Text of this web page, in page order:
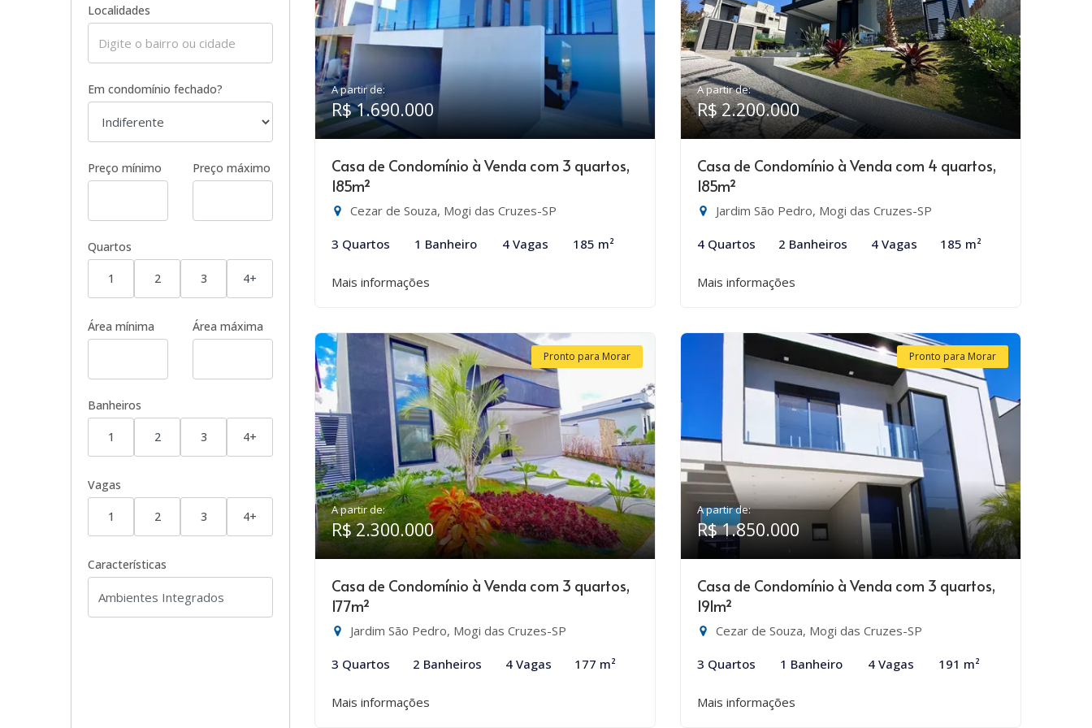
Localidades
Em condomínio fechado?
Preço mínimo Preço máximo
Quartos
1 2 3 4+
Área mínima Área máxima
Banheiros
1 2 3 4+
Vagas
1 2 3 4+
Características
A partir de:
R$ 1.690.000
Casa de Condomínio à Venda com 3 quartos,
185m²
Cezar de Souza, Mogi das Cruzes-SP
3 Quartos 1 Banheiro 4 Vagas 185 m²
Mais informações
A partir de:
R$ 2.200.000
Casa de Condomínio à Venda com 4 quartos,
185m²
Jardim São Pedro, Mogi das Cruzes-SP
4 Quartos 2 Banheiros 4 Vagas 185 m²
Mais informações
Pronto para Morar
A partir de:
R$ 2.300.000
Casa de Condomínio à Venda com 3 quartos,
177m²
Jardim São Pedro, Mogi das Cruzes-SP
3 Quartos 2 Banheiros 4 Vagas 177 m²
Mais informações
Pronto para Morar
A partir de:
R$ 1.850.000
Casa de Condomínio à Venda com 3 quartos,
191m²
Cezar de Souza, Mogi das Cruzes-SP
3 Quartos 1 Banheiro 4 Vagas 191 m²
Mais informações